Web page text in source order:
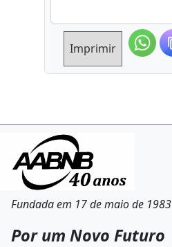
Imprimir
Fundada em 17 de maio de 1983
Por um Novo Futuro